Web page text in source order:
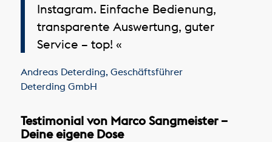
Instagram. Einfache Bedienung,
transparente Auswertung, guter
Service – top! «
Andreas Deterding, Geschäftsführer
Deterding GmbH
Testimonial von Marco Sangmeister –
Deine eigene Dose